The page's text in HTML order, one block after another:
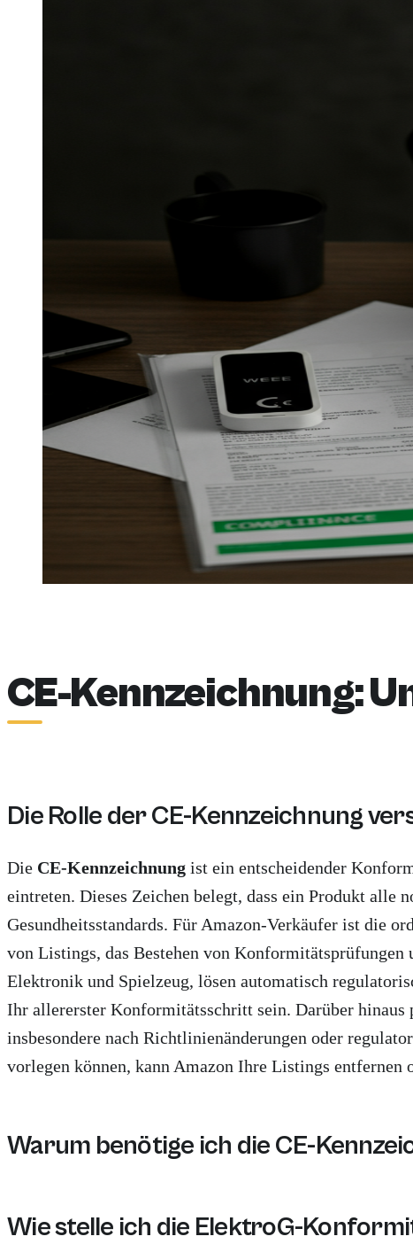
CE-Kennzeichnung:
Die Rolle der CE-Kennzeichnung
Die CE-Kennzeichnung ist ein entscheidender
eintreten. Dieses Zeichen belegt, dass ein Produkt
Gesundheitsstandards. Für Amazon-Verkäufer ist die
von Listings, das Bestehen von
Elektronik und Spielzeug, lösen automatisch
Ihr allererster Konformitätsschritt sein. Darüber
insbesondere nach Richtlinienänderungen oder
vorlegen können, kann Amazon Ihre Listings entfernen
Warum benötige ich die CE-
Wie stelle ich die ElektroG-